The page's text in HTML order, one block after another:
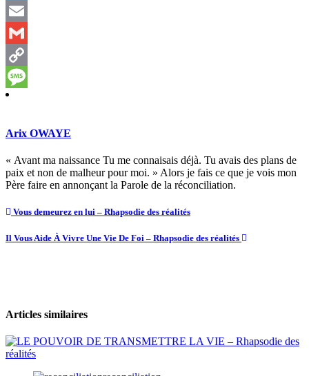
Telegram
Email
Gmail
Copy
Link
Message
Arix OWAYE
« Avant ma naissance Tu me connaisais déjà. Tu avais des plans de
paix et non de malheur pour moi. » Alors je fais ce que je vois mon
Père faire en annonçant la Parole de la réconciliation.
Vous demeurez en lui – Rhapsodie des réalités
Il Vous Aide À Vivre Une Vie De Foi – Rhapsodie des réalités
Articles similaires